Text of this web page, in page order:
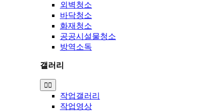
외벽청소
바닥청소
화재청소
공공시설물청소
방역소독
갤러리
Toggle
Navigation
작업갤러리
작업영상